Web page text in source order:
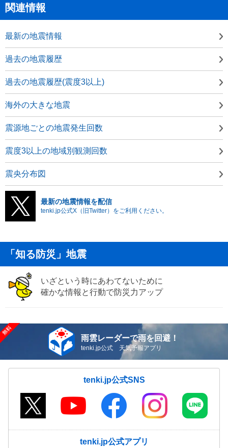
関連情報
最新の地震情報
過去の地震履歴
過去の地震履歴(震度3以上)
海外の大きな地震
震源地ごとの地震発生回数
震度3以上の地域別観測回数
震央分布図
最新の地震情報を配信
tenki.jp公式X（旧Twitter）をご利用ください。
「知る防災」地震
いざという時にあわてないために
確かな情報と行動で防災力アップ
雨雲レーダーで雨を回避！
tenki.jp公式 天気予報アプリ
tenki.jp公式SNS
tenki.jp公式アプリ